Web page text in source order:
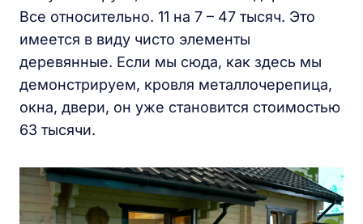
Все относительно. 11 на 7 – 47 тысяч. Это
имеется в виду чисто элементы
деревянные. Если мы сюда, как здесь мы
демонстрируем, кровля металлочерепица,
окна, двери, он уже становится стоимостью
63 тысячи.